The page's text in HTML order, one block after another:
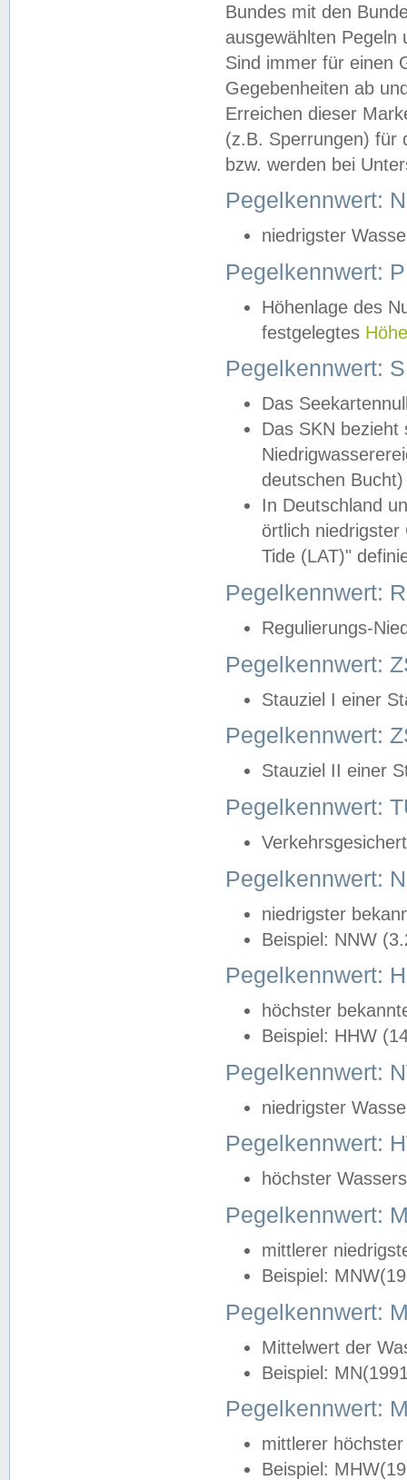
Bundes mit den
ausgewählten
Sind immer für einen
Gegebenheiten ab
Erreichen dieser
(z.B. Sperrungen) für
bzw. werden bei
Pegelkennwert:
niedrigster
Pegelkennwert:
Höhenlage des
festgelegtes
Pegelkennwert:
Das
Das SKN
deutschen
In Deutschland
örtlich
Tide (LAT)"
Pegelkennwert:
Regulierungs-
Pegelkennwert:
Stauziel I einer
Pegelkennwert:
Stauziel II einer
Pegelkennwert:
Pegelkennwert:
niedrigster
Beispiel: NNW
Pegelkennwert:
höchster
Beispiel: HHW
Pegelkennwert:
niedrigster
Pegelkennwert:
höchster
Pegelkennwert:
mittlerer
Beispiel:
Pegelkennwert:
Mittelwert der
Beispiel:
Pegelkennwert:
mittlerer
Beispiel: